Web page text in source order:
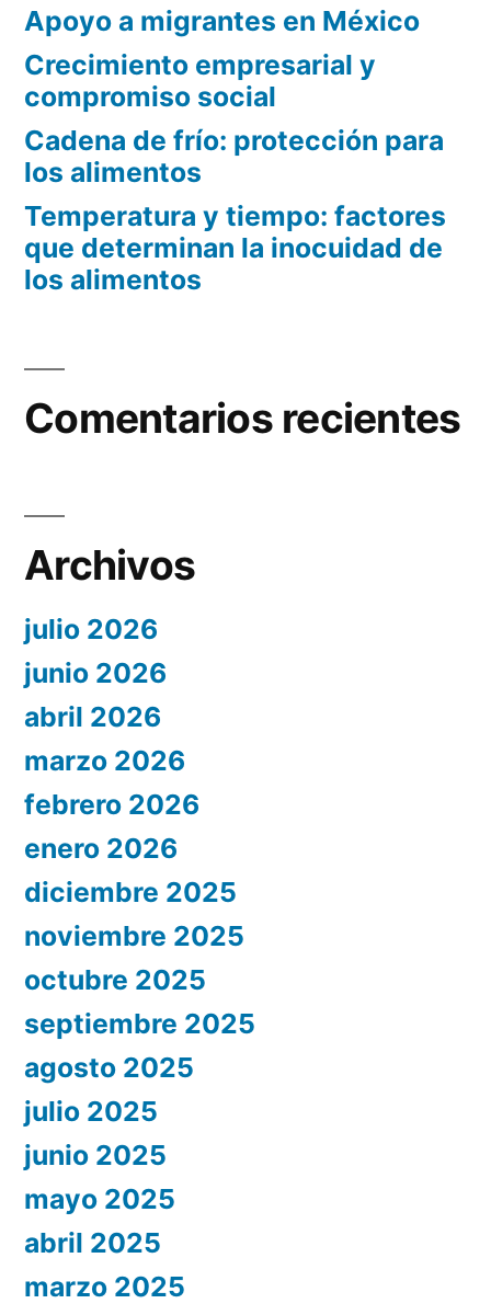
Apoyo a migrantes en México
Crecimiento empresarial y
compromiso social
Cadena de frío: protección para
los alimentos
Temperatura y tiempo: factores
que determinan la inocuidad de
los alimentos
Comentarios recientes
Archivos
julio 2026
junio 2026
abril 2026
marzo 2026
febrero 2026
enero 2026
diciembre 2025
noviembre 2025
octubre 2025
septiembre 2025
agosto 2025
julio 2025
junio 2025
mayo 2025
abril 2025
marzo 2025